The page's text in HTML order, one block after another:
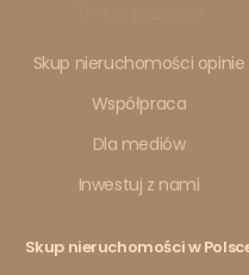
Skup nieruchomości opinie
Współpraca
Dla mediów
Inwestuj z nami
Skup nieruchomości w